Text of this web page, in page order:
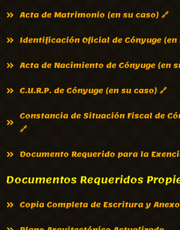
Acta de Matrimonio (en su caso) 🔗
Identificación Oficial de Cónyuge (en
Acta de Nacimiento de Cónyuge (en
C.U.R.P. de Cónyuge (en su caso) 🔗
Constancia de Situación Fiscal de
🔗
Documento Requerido para la
Documentos Requeridos
Copia Completa de Escritura y